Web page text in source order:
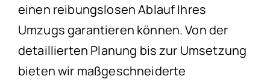
einen reibungslosen Ablauf Ihres
Umzugs garantieren können. Von der
detaillierten Planung bis zur Umsetzung
bieten wir maßgeschneiderte